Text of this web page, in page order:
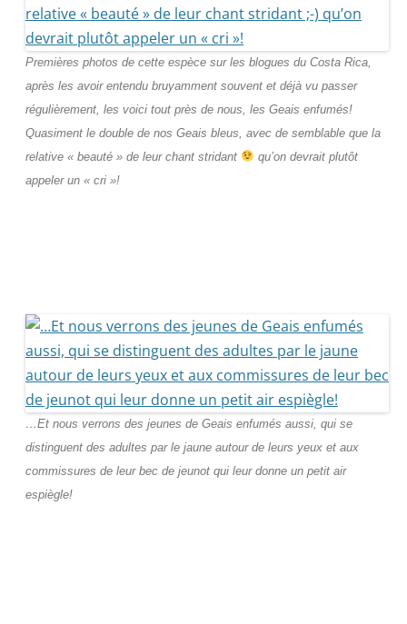
Premières photos de cette espèce sur les blogues du Costa Rica,
après les avoir entendu bruyamment souvent et déjà vu passer
régulièrement, les voici tout près de nous, les Geais enfumés!
Quasiment le double de nos Geais bleus, avec de semblable que la
relative « beauté » de leur chant stridant
qu’on devrait plutôt
appeler un « cri »!
…Et nous verrons des jeunes de Geais enfumés aussi, qui se
distinguent des adultes par le jaune autour de leurs yeux et aux
commissures de leur bec de jeunot qui leur donne un petit air
espiègle!